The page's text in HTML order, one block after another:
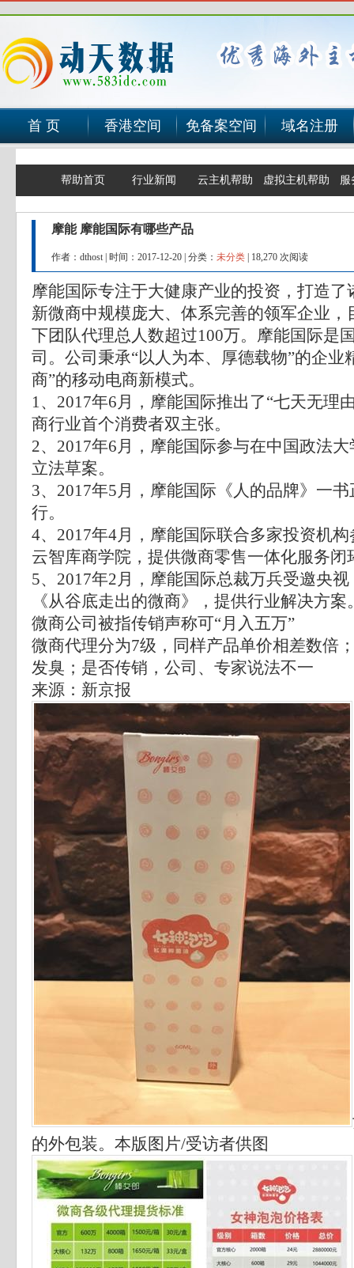
首 页 香港空间 免备案空间 域名注册
帮助首页 行业新闻 云主机帮助 虚拟主机帮助 服
摩能 摩能国际有哪些产品
作者：dthost 时间：2017-12-20 分类： 未分类 18,270 次阅读
摩能国际专注于大健康产业的投资，打造了
新微商中规模庞大、体系完善的领军企业，
下团队代理总人数超过100万。摩能国际是
司。公司秉承“以人为本、厚德载物”的企业
商”的移动电商新模式。
1、2017年6月，摩能国际推出了“七天无理
商行业首个消费者双主张。
2、2017年6月，摩能国际参与在中国政法
立法草案。
3、2017年5月，摩能国际《人的品牌》一
行。
4、2017年4月，摩能国际联合多家投资机
云智库商学院，提供微商零售一体化服务闭
5、2017年2月，摩能国际总裁万兵受邀央
《从谷底走出的微商》，提供行业解决方案
微商公司被指传销声称可“月入五万”
微商代理分为7级，同样产品单价相差数倍
发臭；是否传销，公司、专家说法不一
来源：新京报
的外包装。本版图片/受访者供图